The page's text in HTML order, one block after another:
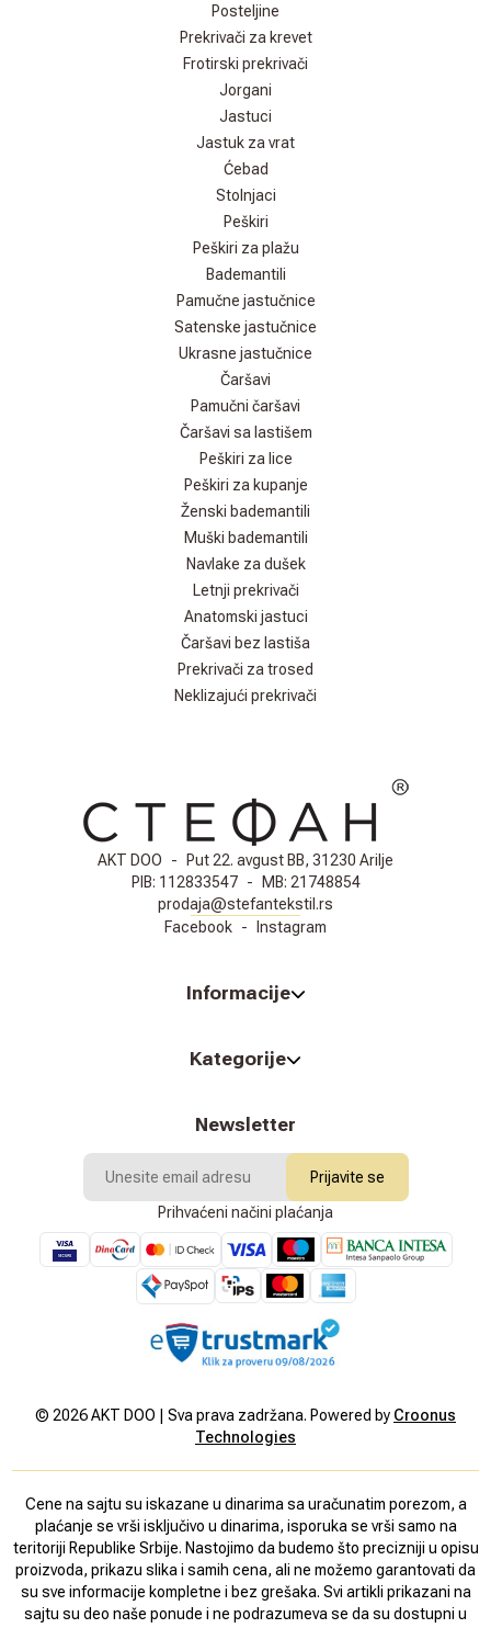
Posteljine
Prekrivači za krevet
Frotirski prekrivači
Jorgani
Jastuci
Jastuk za vrat
Ćebad
Stolnjaci
Peškiri
Peškiri za plažu
Bademantili
Pamučne jastučnice
Satenske jastučnice
Ukrasne jastučnice
Čaršavi
Pamučni čaršavi
Čaršavi sa lastišem
Peškiri za lice
Peškiri za kupanje
Ženski bademantili
Muški bademantili
Navlake za dušek
Letnji prekrivači
Anatomski jastuci
Čaršavi bez lastiša
Prekrivači za trosed
Neklizajući prekrivači
AKT DOO - Put 22. avgust BB, 31230 Arilje
PIB: 112833547 - MB: 21748854
prodaja@stefantekstil.rs
Facebook - Instagram
Informacije
Kategorije
Newsletter
Prijavite se
Prihvaćeni načini plaćanja
© 2026AKT DOO | Sva prava zadržana. Powered by Croonus
Technologies
Cene na sajtu su iskazane u dinarima sa uračunatim porezom, a
plaćanje se vrši isključivo u dinarima, isporuka se vrši samo na
teritoriji Republike Srbije. Nastojimo da budemo što precizniji u opisu
proizvoda, prikazu slika i samih cena, ali ne možemo garantovati da
su sve informacije kompletne i bez grešaka. Svi artikli prikazani na
sajtu su deo naše ponude i ne podrazumeva se da su dostupni u